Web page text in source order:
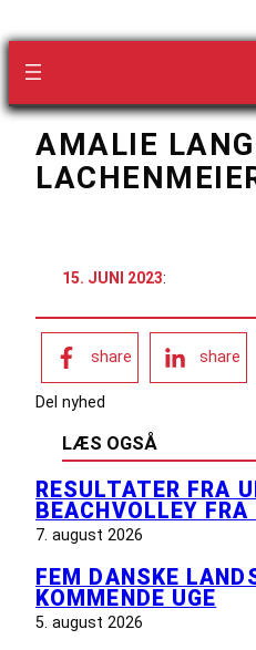
AMALIE
15. JUNI 2023:
share share
Del nyhed
LÆS OGSÅ
RESULTATER FRA
BEACHVOLLEY
7. august 2026
FEM DANSKE
KOMMENDE UGE
5. august 2026